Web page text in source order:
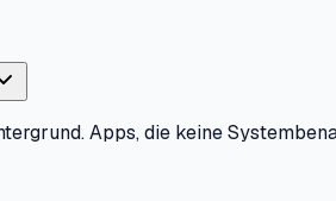
Apps, die keine